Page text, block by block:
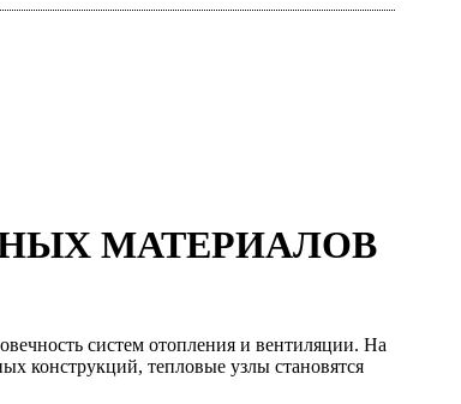
МАТЕРИАЛОВ
систем отопления и вентиляции. На
конструкций, тепловые узлы становятся